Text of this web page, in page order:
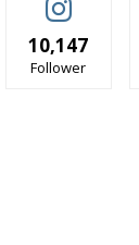
10,147
Follower